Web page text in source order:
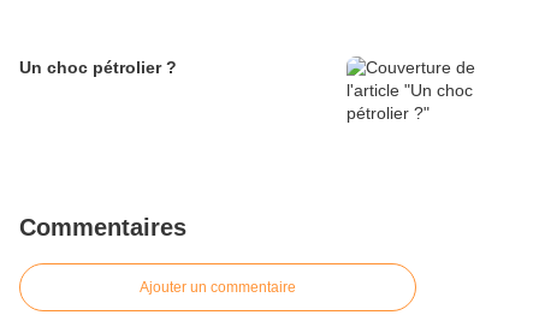
Un choc pétrolier ?
Commentaires
Ajouter un commentaire